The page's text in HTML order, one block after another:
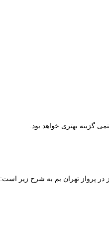
گزینه بهتری خواهد بود.
در پرواز تهران بم به شرح زیر است: